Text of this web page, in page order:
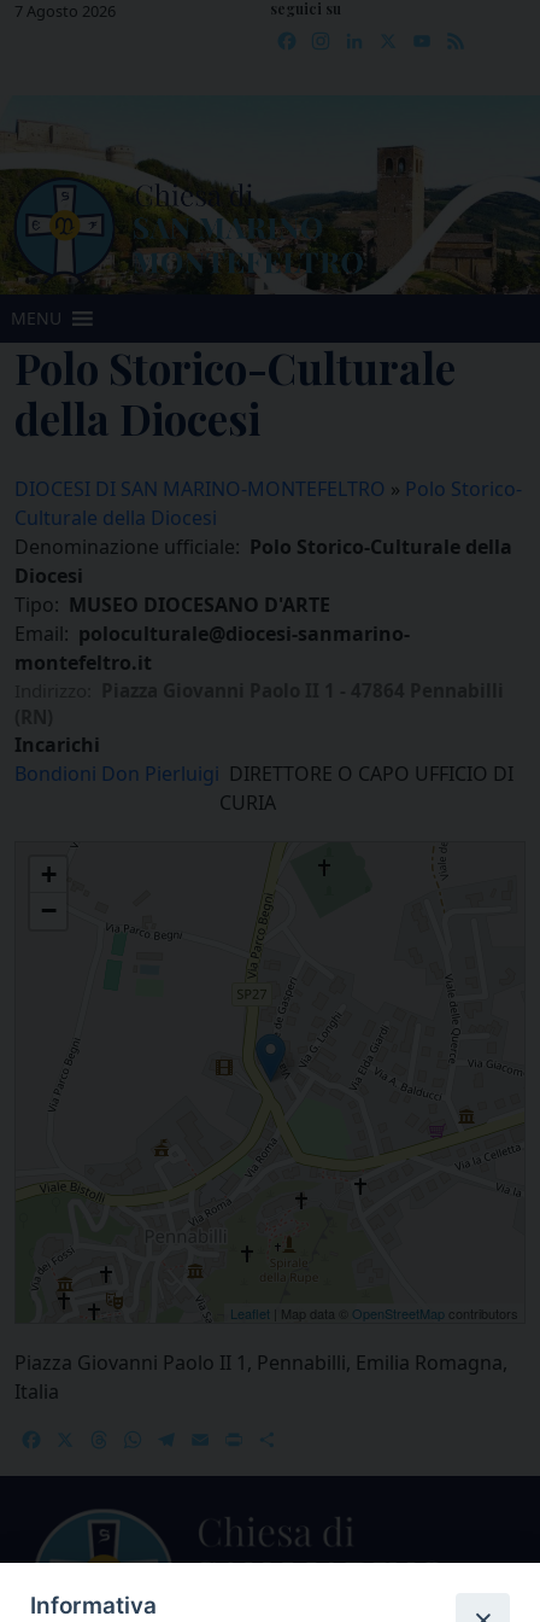
Skip7 Agosto 2026 seguici su
Facebook
Instagram
LinkedIn YouTube
MENU
Polo Storico-Culturale
della Diocesi
DIOCESI DI SAN MARINO-MONTEFELTRO » Polo Storico-
Culturale della Diocesi
Denominazione ufficiale: Polo Storico-Culturale della
Diocesi
Tipo: MUSEO DIOCESANO D'ARTE
Email: poloculturale@diocesi-sanmarino-
montefeltro.it
Incarichi
Bondioni Don Pierluigi DIRETTORE O CAPO UFFICIO DI
CURIA
Polo Storico-Culturale della Diocesi
+
−
Leaflet | Map data © OpenStreetMap contributors
Piazza Giovanni Paolo II 1, Pennabilli, Emilia Romagna,
Italia
FacebookThreadsWhatsApp
Telegram
EmailPrint
Informativa